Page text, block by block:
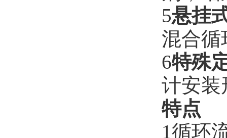
5悬挂
混合循
6特殊
计安装
特点
1循环